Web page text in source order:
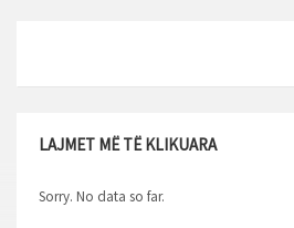
LAJMET MË TË KLIKUARA
Sorry. No data so far.